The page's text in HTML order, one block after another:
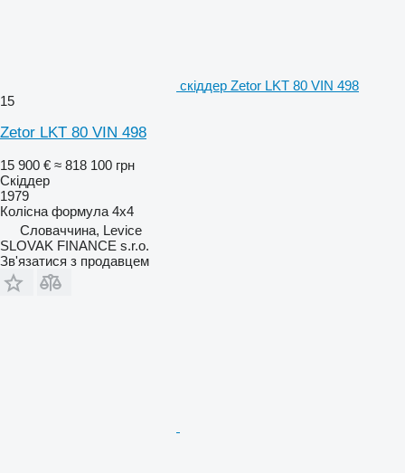
скіддер Zetor LKT 80 VIN 498
15
Zetor LKT 80 VIN 498
15 900 € ≈ 818 100 грн
Скіддер
1979
Колісна формула 4x4
Словаччина, Levice
SLOVAK FINANCE s.r.o.
Зв'язатися з продавцем